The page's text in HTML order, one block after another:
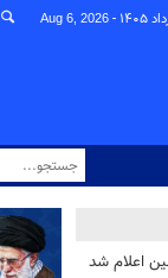
Aug 6, 2026
اعلام شد